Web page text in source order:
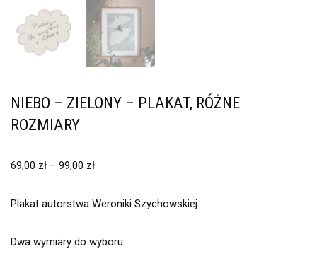
NIEBO – ZIELONY – PLAKAT, RÓŻNE
ROZMIARY
69,00 zł – 99,00 zł
Plakat autorstwa Weroniki Szychowskiej
Dwa wymiary do wyboru: